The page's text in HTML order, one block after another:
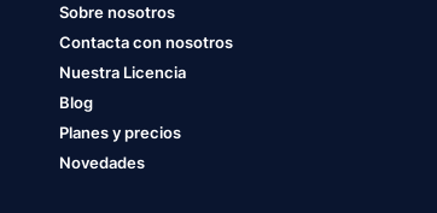
Sobre nosotros
Contacta con nosotros
Nuestra Licencia
Blog
Planes y precios
Novedades